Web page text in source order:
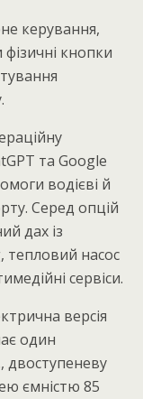
керування,
кнопки
та Google
водієві й
Серед опцій
дах із
тепловий насос
сервіси.
версія
один
двоступеневу
ємністю 85